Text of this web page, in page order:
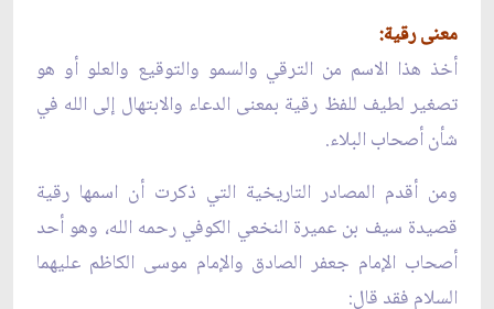
معنى رقية:
أخذ هذا الاسم من الترقي والسمو والتوقيع والعلو أو هو
تصغير لطيف للفظ رقية بمعنى الدعاء والابتهال إلى الله في
شأن أصحاب البلاء.
ومن أقدم المصادر التاريخية التي ذكرت أن اسمها رقية
قصيدة سيف بن عميرة النخعي الكوفي رحمه الله، وهو أحد
أصحاب الإمام جعفر الصادق والإمام موسى الكاظم عليهما
السلام فقد قال: